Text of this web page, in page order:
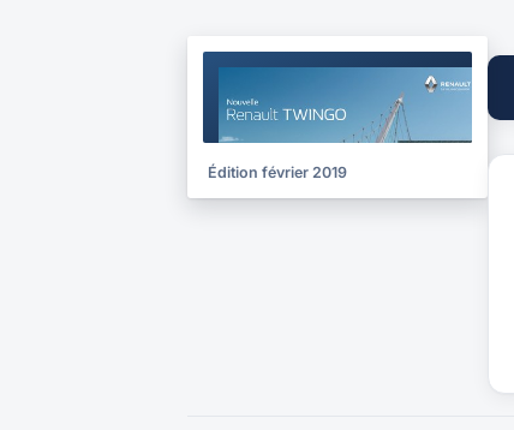
2019
Édition février 2019